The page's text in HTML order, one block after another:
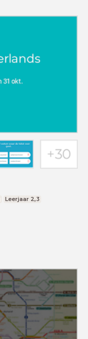
Leerjaar 2,3